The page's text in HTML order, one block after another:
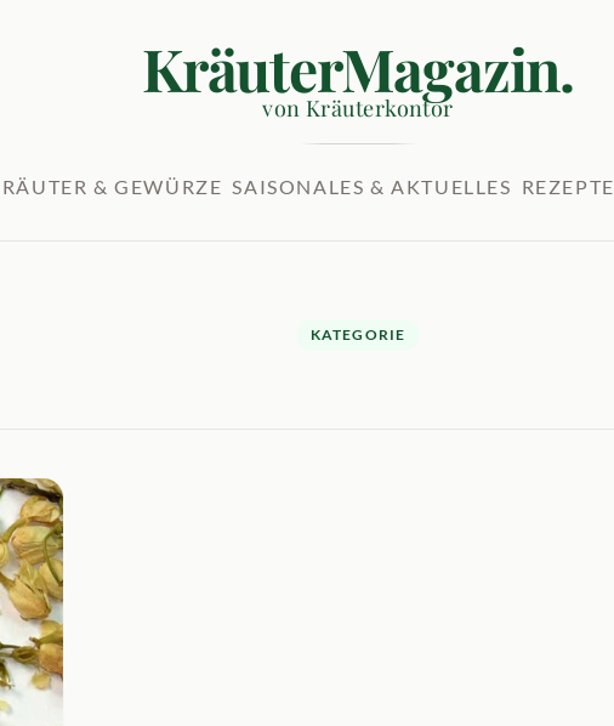
KräuterMagazin.
von Kräuterkontor
& GEWÜRZE SAISONALES & AKTUELLES REZEPTE
KATEGORIE